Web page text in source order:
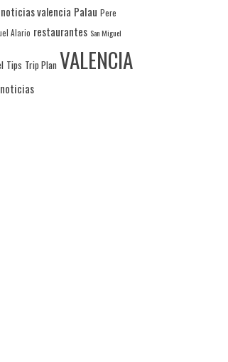
noticias valencia Palau Pere
Alario restaurantes San Miguel
Tips Trip Plan VALENCIA